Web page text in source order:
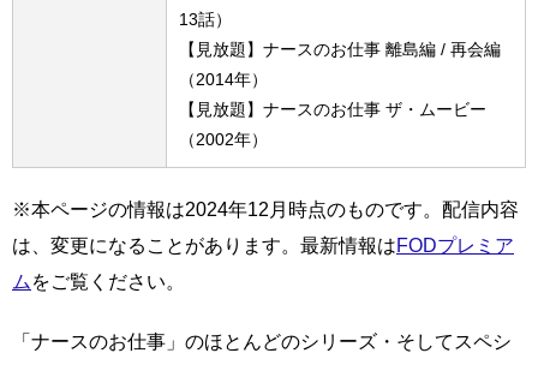
13話）
【見放題】ナースのお仕事 離島編 / 再会編
（2014年）
【見放題】ナースのお仕事 ザ・ムービー
（2002年）
※本ページの情報は2024年12月時点のものです。配信内容
は、変更になることがあります。最新情報はFODプレミア
ム をご覧ください。
「ナースのお仕事」のほとんどのシリーズ・そしてスペシ